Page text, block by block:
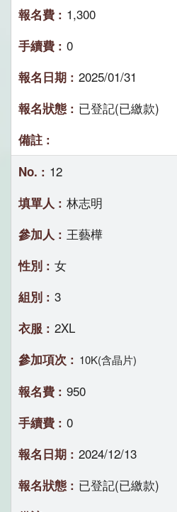
1,300
0
2025/01/31
已登記(已繳款)
12
林志明
王藝樺
女
3
2XL
10K(含晶片)
950
0
2024/12/13
已登記(已繳款)